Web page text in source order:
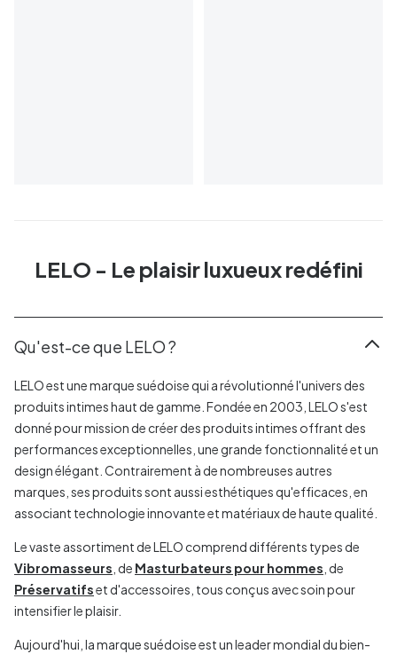
LELO - Le plaisir luxueux redéfini
Qu'est-ce que LELO ?
LELO est une marque suédoise qui a révolutionné l'univers des
produits intimes haut de gamme. Fondée en 2003, LELO s'est
donné pour mission de créer des produits intimes offrant des
performances exceptionnelles, une grande fonctionnalité et un
design élégant. Contrairement à de nombreuses autres
marques, ses produits sont aussi esthétiques qu'efficaces, en
associant technologie innovante et matériaux de haute qualité.
Le vaste assortiment de LELO comprend différents types de
Vibromasseurs , de Masturbateurs pour hommes , de
Préservatifset d'accessoires, tous conçus avec soin pour
intensifier le plaisir.
Aujourd'hui, la marque suédoise est un leader mondial du bien-